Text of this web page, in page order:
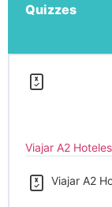
Quizzes
Viajar A2
Viajar A2